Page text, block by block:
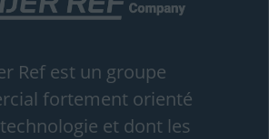
Ref est un groupe
fortement orienté
et dont les